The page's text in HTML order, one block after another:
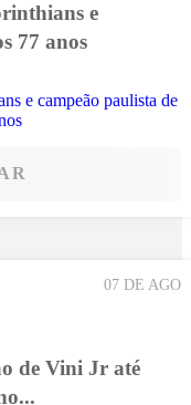
e
77 anos
07 DE AGO
de Vini Jr até